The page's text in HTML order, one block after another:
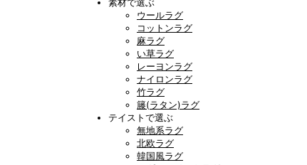
ウールラグ
コットンラグ
麻ラグ
い草ラグ
レーヨンラグ
ナイロンラグ
竹ラグ
籐(ラタン)ラグ
テイストで選ぶ
無地系ラグ
北欧ラグ
韓国風ラグ